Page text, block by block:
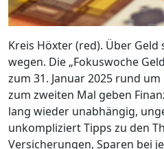
Kreis Höxter (red). Über
wegen. Die „Fokuswoche
zum 31. Januar 2025 rund
zum zweiten Mal geben
lang wieder unabhängig,
unkompliziert Tipps zu den
Versicherungen, Sparen bei